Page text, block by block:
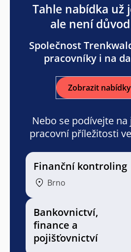
Tahle nabídka už
ale není
Společnost
pracovníky i na
Zobrazit
Nebo se podívejte
pracovní příležitosti
Finanční kontroling
Brno
Bankovnictví,
finance a
pojišťovnictví